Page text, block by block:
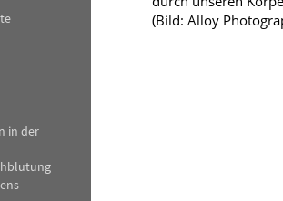
in der
(Bild: Alloy